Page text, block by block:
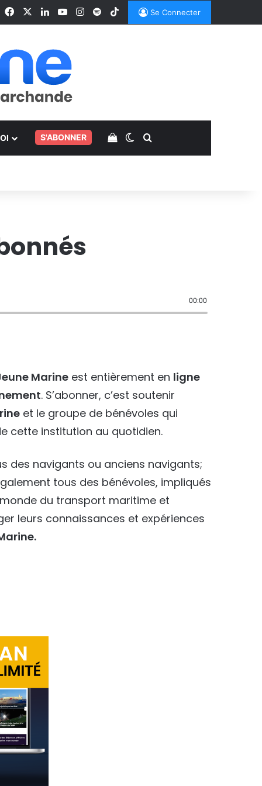
FacebookLinkedinYouTubeInstagram
SpotifyTikTok Se Connecter
S'ABONNER Voir votre panier
Switch skin
Rechercher
00:00
Marine est entièrement en ligne
. S’abonner, c’est soutenir
et le groupe de bénévoles qui
cette institution au quotidien.
des navigants ou anciens navigants;
tous des bénévoles, impliqués
du transport maritime et
leurs connaissances et expériences